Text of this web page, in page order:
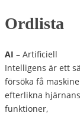
Ordlista
AI – Artificiell
Intelligens är ett
försöka få
efterlikna hjärnans
funktioner,